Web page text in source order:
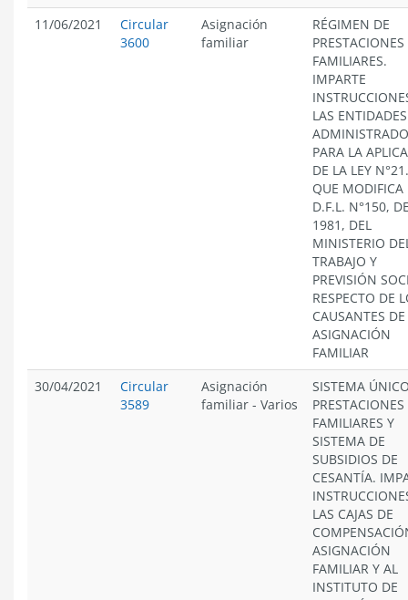
11/06/2021
Circular
3600
Asignación
familiar
RÉGIMEN DE
PRESTACIONES
FAMILIARES.
IMPARTE
LAS ENTIDADES
PARA LA
DE LA LEY
QUE MODIFICA
D.F.L. N°150,
1981, DEL
MINISTERIO
TRABAJO Y
PREVISIÓN
RESPECTO DE
CAUSANTES DE
ASIGNACIÓN
FAMILIAR
30/04/2021
Circular
3589
Asignación
familiar - Varios
SISTEMA
PRESTACIONES
FAMILIARES Y
SISTEMA DE
SUBSIDIOS DE
CESANTÍA.
LAS CAJAS DE
ASIGNACIÓN
FAMILIAR Y AL
INSTITUTO DE